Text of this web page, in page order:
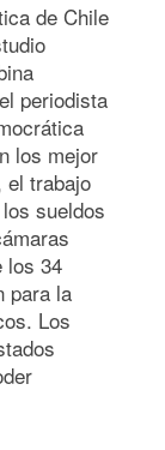
de Chile
periodista
los mejor
el trabajo
sueldos
los 34
para la
Los